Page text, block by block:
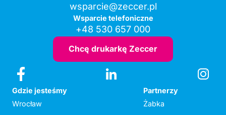
wsparcie@zeccer.pl
Wsparcie telefoniczne
+48 530 657 000
Chcę drukarkę Zeccer
Gdzie jesteśmy
Wrocław
Partnerzy
Żabka